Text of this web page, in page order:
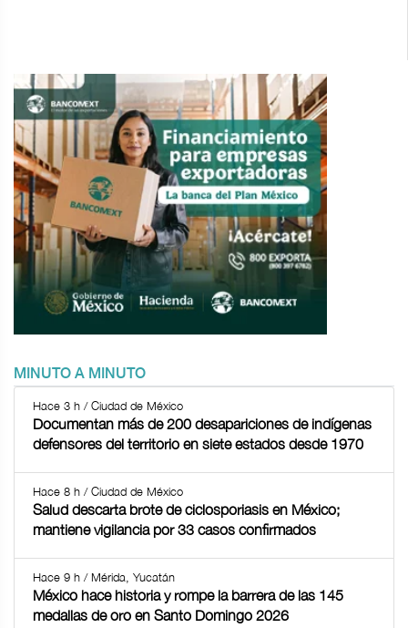
MINUTO A MINUTO
Hace 3 h / Ciudad de México
Documentan más de 200 desapariciones de indígenas
defensores del territorio en siete estados desde 1970
Hace 8 h / Ciudad de México
Salud descarta brote de ciclosporiasis en México;
mantiene vigilancia por 33 casos confirmados
Hace 9 h / Mérida, Yucatán
México hace historia y rompe la barrera de las 145
medallas de oro en Santo Domingo 2026